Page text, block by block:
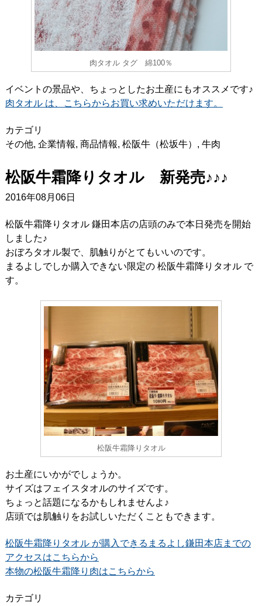
肉タオル タグ 綿100％
イベントの景品や、ちょっとしたお土産にもオススメです♪
肉タオル は、こちらからお買い求めいただけます。
カテゴリ
その他, 企業情報, 商品情報, 松阪牛（松坂牛） , 牛肉
松阪牛霜降りタオル 新発売♪♪♪
2016年08月06日
松阪牛霜降りタオル 鎌田本店の店頭のみで本日発売を開始
しました♪
おぼろタオル製で、肌触りがとてもいいのです。
まるよしでしか購入できない限定の 松阪牛霜降りタオル で
す。
松阪牛霜降りタオル
お土産にいかがでしょうか。
サイズはフェイスタオルのサイズです。
ちょっと話題になるかもしれませんよ♪
店頭では肌触りをお試しいただくこともできます。
松阪牛霜降りタオル が購入できるまるよし鎌田本店までの
アクセスはこちらから
本物の松阪牛霜降り肉はこちらから
カテゴリ